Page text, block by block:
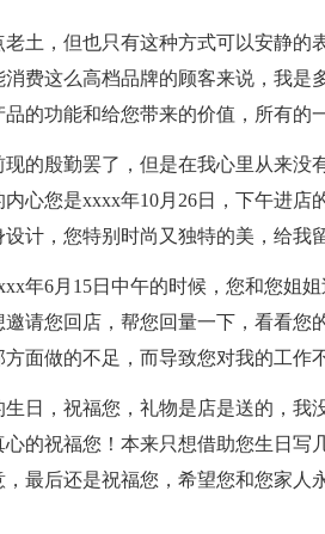
老土，但也只有这种方式可以安静的
消费这么高档品牌的顾客来说，我
的功能和给您带来的价值，所有的
现的殷勤罢了，但是在我心里从来没
内心您是xxxx年10月26日，下午进
计，您特别时尚又独特的美，给我
年6月15日中午的时候，您和您姐
请您回店，帮您回量一下，看看您
面做的不足，而导致您对我的工作
生日，祝福您，礼物是店是送的，我
的祝福您！本来只想借助您生日
最后还是祝福您，希望您和您家人